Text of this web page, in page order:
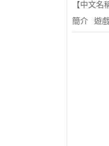
【中文
簡介 遊